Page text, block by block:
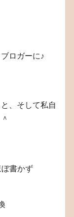
ロガーに♪
、そして私自
ぼ書かず